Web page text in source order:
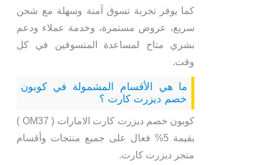
كما يوفر تجربة تسوق آمنة وسهلة مع شحن
سريع، عروض مستمرة، وخدمة عملاء ودعم
بشري متاح لمساعدة المتسوقين في كل
وقت.
ما هي الأقسام المشمولة في كوبون
خصم ديزرت كارت ؟
كوبون خصم ديزرت كارت الامارات ( OM37 )
بقيمة 5% فعال على جميع منتجات وأقسام
متجر ديزرت كارت.